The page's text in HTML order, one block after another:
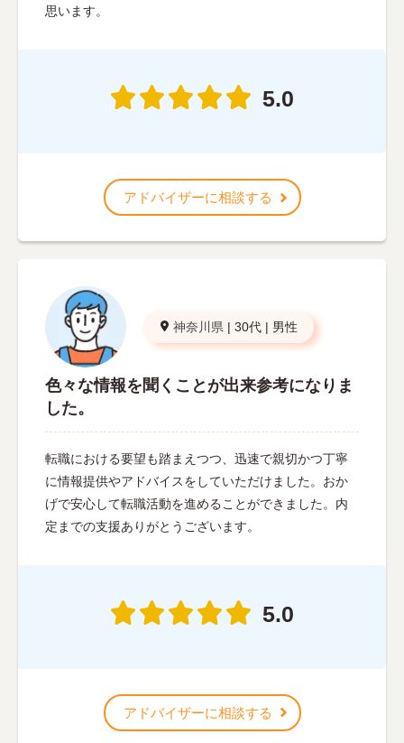
思います。
5.0
アドバイザーに相談する
神奈川県 | 30代 | 男性
色々な情報を聞くことが出来参考になりま
した。
転職における要望も踏まえつつ、迅速で親切かつ丁寧
に情報提供やアドバイスをしていただけました。おか
げで安心して転職活動を進めることができました。内
定までの支援ありがとうございます。
5.0
アドバイザーに相談する